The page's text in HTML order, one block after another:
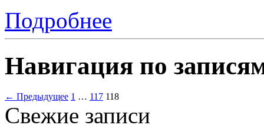
Подробнее
Навигация по
← Предыдущее 1 … 117 118
Свежие записи